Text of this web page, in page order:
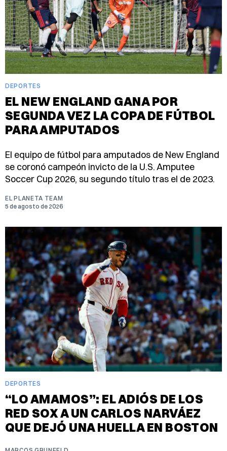
DEPORTES
EL NEW ENGLAND GANA POR
SEGUNDA VEZ LA COPA DE FÚTBOL
PARA AMPUTADOS
El equipo de fútbol para amputados de New England
se coronó campeón invicto de la U.S. Amputee
Soccer Cup 2026, su segundo título tras el de 2023.
EL PLANETA TEAM
5 de agosto de 2026
DEPORTES
“LO AMAMOS”: EL ADIÓS DE LOS
RED SOX A UN CARLOS NARVÁEZ
QUE DEJÓ UNA HUELLA EN BOSTON